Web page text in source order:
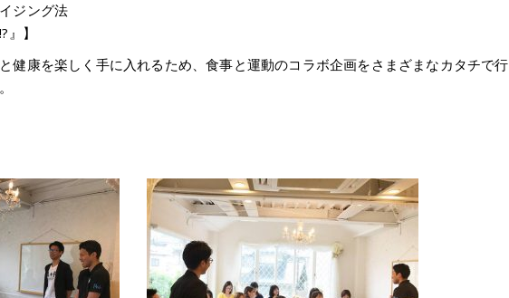
ジング法
】
健康を楽しく手に入れるため、食事と運動のコラボ企画をさまざまなカタチで行